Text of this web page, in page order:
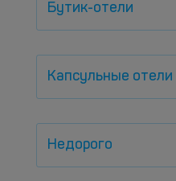
Бутик-отели
Капсульные отели
Недорого